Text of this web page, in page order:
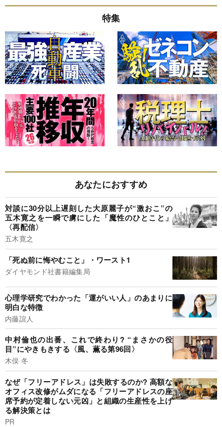
特集
あなたにおすすめ
対談に30分以上遅刻した大原麗子が“激おこ”の
五木寛之を一瞬で虜にした「魔性のひとこと」
〈再配信〉
五木寛之
「死ぬ前に悔やむこと」・ワースト1
ダイヤモンド社書籍編集局
心理学研究でわかった「運がいい人」のあまりに
明白な特徴
内藤誼人
中村倫也の出番、これで終わり? “まさかの役
目”にやきもきする〈風、薫る第96回〉
木俣 冬
なぜ「フリーアドレス」は失敗するのか? 高額な
オフィス改修がムダになる「フリーアドレスの座
席予約が定着しない元凶」と組織の生産性を上げ
る解決策とは
PR